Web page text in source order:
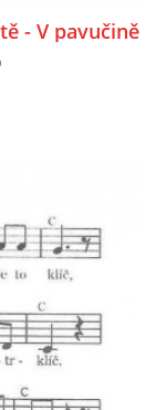
- V pavučině